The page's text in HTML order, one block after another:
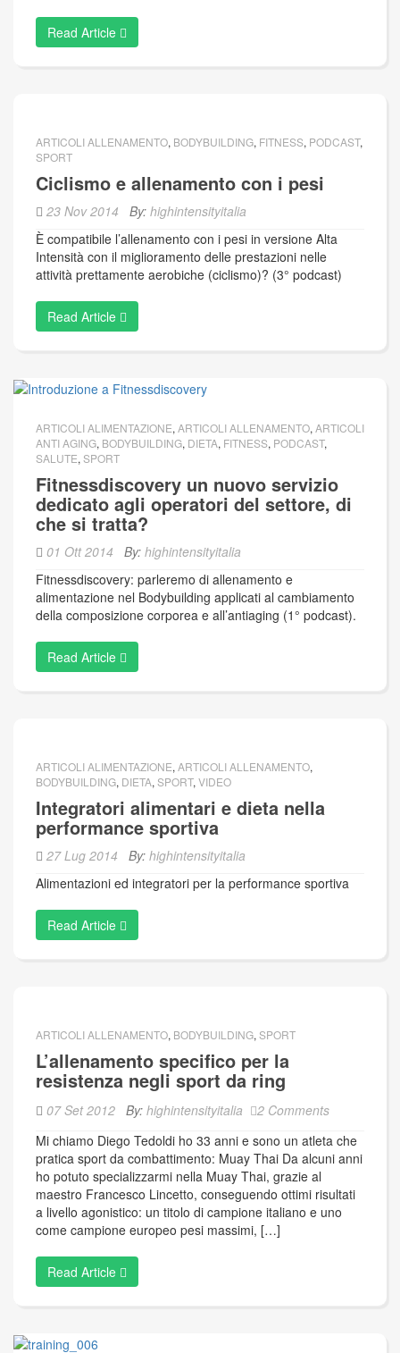
Read Article
ARTICOLI ALLENAMENTO, BODYBUILDING, FITNESS, PODCAST,
SPORT
Ciclismo e allenamento con i pesi
23 Nov 2014 By: highintensityitalia
È compatibile l’allenamento con i pesi in versione Alta
Intensità con il miglioramento delle prestazioni nelle
attività prettamente aerobiche (ciclismo)? (3° podcast)
Read Article
ARTICOLI ALIMENTAZIONE, ARTICOLI ALLENAMENTO, ARTICOLI
ANTI AGING, BODYBUILDING, DIETA, FITNESS, PODCAST,
SALUTE, SPORT
Fitnessdiscovery un nuovo servizio
dedicato agli operatori del settore, di
che si tratta?
01 Ott 2014 By: highintensityitalia
Fitnessdiscovery: parleremo di allenamento e
alimentazione nel Bodybuilding applicati al cambiamento
della composizione corporea e all’antiaging (1° podcast).
Read Article
ARTICOLI ALIMENTAZIONE, ARTICOLI ALLENAMENTO,
BODYBUILDING, DIETA, SPORT, VIDEO
Integratori alimentari e dieta nella
performance sportiva
27 Lug 2014 By: highintensityitalia
Alimentazioni ed integratori per la performance sportiva
Read Article
ARTICOLI ALLENAMENTO, BODYBUILDING, SPORT
L’allenamento specifico per la
resistenza negli sport da ring
07 Set 2012 By: highintensityitalia
2 Comments
Mi chiamo Diego Tedoldi ho 33 anni e sono un atleta che
pratica sport da combattimento: Muay Thai Da alcuni anni
ho potuto specializzarmi nella Muay Thai, grazie al
maestro Francesco Lincetto, conseguendo ottimi risultati
a livello agonistico: un titolo di campione italiano e uno
come campione europeo pesi massimi, […]
Read Article